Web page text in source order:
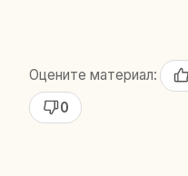
Оцените материал:
0